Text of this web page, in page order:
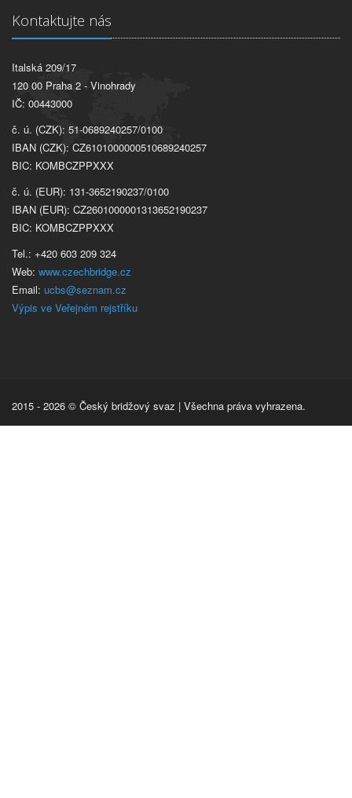
Kontaktujte nás
Italská 209/17
120 00 Praha 2 - Vinohrady
IČ: 00443000
č. ú. (CZK): 51-0689240257/0100
IBAN (CZK): CZ6101000000510689240257
BIC: KOMBCZPPXXX
č. ú. (EUR): 131-3652190237/0100
IBAN (EUR): CZ2601000001313652190237
BIC: KOMBCZPPXXX
Tel.: +420 603 209 324
Web: www.czechbridge.cz
Email: ucbs@seznam.cz
Výpis ve Veřejném rejstříku
2015 - 2026 © Český bridžový svaz | Všechna práva vyhrazena.